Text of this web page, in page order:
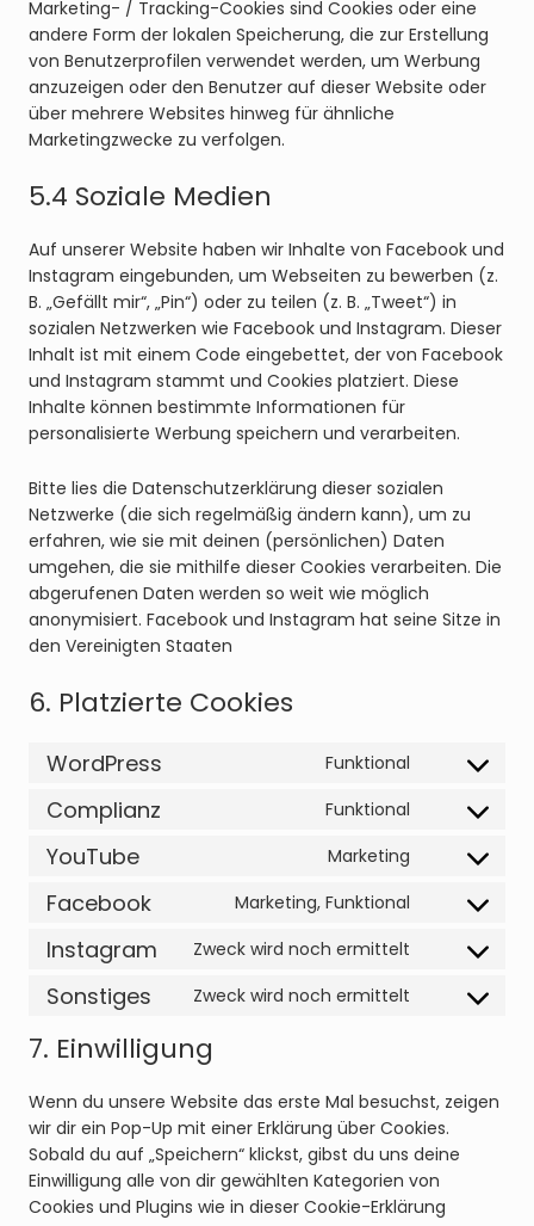
Marketing- / Tracking-Cookies sind Cookies oder eine
andere Form der lokalen Speicherung, die zur Erstellung
von Benutzerprofilen verwendet werden, um Werbung
anzuzeigen oder den Benutzer auf dieser Website oder
über mehrere Websites hinweg für ähnliche
Marketingzwecke zu verfolgen.
5.4 Soziale Medien
Auf unserer Website haben wir Inhalte von Facebook und
Instagram eingebunden, um Webseiten zu bewerben (z.
B. „Gefällt mir“, „Pin“) oder zu teilen (z. B. „Tweet“) in
sozialen Netzwerken wie Facebook und Instagram. Dieser
Inhalt ist mit einem Code eingebettet, der von Facebook
und Instagram stammt und Cookies platziert. Diese
Inhalte können bestimmte Informationen für
personalisierte Werbung speichern und verarbeiten.
Bitte lies die Datenschutzerklärung dieser sozialen
Netzwerke (die sich regelmäßig ändern kann), um zu
erfahren, wie sie mit deinen (persönlichen) Daten
umgehen, die sie mithilfe dieser Cookies verarbeiten. Die
abgerufenen Daten werden so weit wie möglich
anonymisiert. Facebook und Instagram hat seine Sitze in
den Vereinigten Staaten
6. Platzierte Cookies
WordPress Funktional
Consent
wordpress
Complianz Funktional
Consent
complianz
YouTube Marketing
Consent
youtube
Facebook Marketing, Funktional
Consent
facebook
Instagram Zweck wird noch ermittelt
Consent
Sonstiges Zweck wird noch ermittelt
Consent
7. Einwilligung
Wenn du unsere Website das erste Mal besuchst, zeigen
wir dir ein Pop-Up mit einer Erklärung über Cookies.
Sobald du auf „Speichern“ klickst, gibst du uns deine
Einwilligung alle von dir gewählten Kategorien von
Cookies und Plugins wie in dieser Cookie-Erklärung